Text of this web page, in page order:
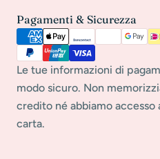
Pagamenti & Sicurezza
Metodi
pagamento
Le tue informazioni di
modo sicuro. Non
credito né abbiamo
carta.